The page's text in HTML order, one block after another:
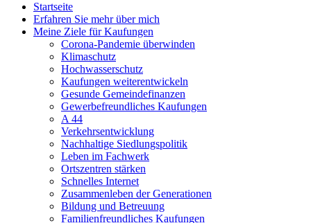
Startseite
Erfahren Sie mehr über mich
Meine Ziele für Kaufungen
Corona-Pandemie überwinden
Klimaschutz
Hochwasserschutz
Kaufungen weiterentwickeln
Gesunde Gemeindefinanzen
Gewerbefreundliches Kaufungen
A 44
Verkehrsentwicklung
Nachhaltige Siedlungspolitik
Leben im Fachwerk
Ortszentren stärken
Schnelles Internet
Zusammenleben der Generationen
Bildung und Betreuung
Familienfreundliches Kaufungen